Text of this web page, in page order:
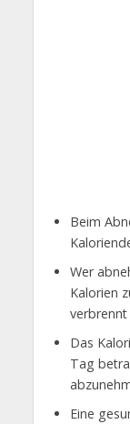
Beim
Wer
Kalorien
verbrennt
Das
Tag
Eine